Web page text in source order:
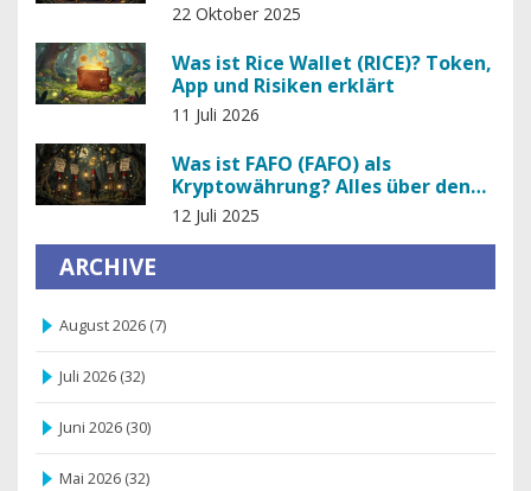
22 Oktober 2025
Was ist Rice Wallet (RICE)? Token,
App und Risiken erklärt
11 Juli 2026
Was ist FAFO (FAFO) als
Kryptowährung? Alles über den
politischen Meme-Token
12 Juli 2025
ARCHIVE
August 2026 (7)
Juli 2026 (32)
Juni 2026 (30)
Mai 2026 (32)